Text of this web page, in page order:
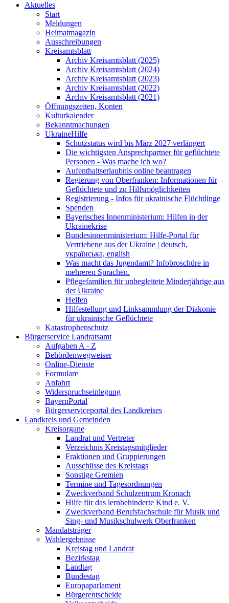
Aktuelles
Start
Meldungen
Heimatmagazin
Ausschreibungen
Kreisamtsblatt
Archiv Kreisamtsblatt (2025)
Archiv Kreisamtsblatt (2024)
Archiv Kreisamtsblatt (2023)
Archiv Kreisamtsblatt (2022)
Archiv Kreisamtsblatt (2021)
Öffnungszeiten, Konten
Kulturkalender
Bekanntmachungen
UkraineHilfe
Schutzstatus wird bis März 2027 verlängert
Die wichtigsten Ansprechpartner für geflüchtete
Personen - Was mache ich wo?
Aufenthaltserlaubnis online beantragen
Regierung von Oberfranken: Informationen für
Geflüchtete und zu Hilfsmöglichkeiten
Registrierung - Infos für ukrainische Flüchtlinge
Spenden
Bayerisches Innenministerium: Hilfen in der
Ukrainekrise
Bundesinnenministerium: Hilfe-Portal für
Vertriebene aus der Ukraine | deutsch,
українська, english
Was macht das Jugendamt? Infobroschüre in
mehreren Sprachen.
Pflegefamilien für unbegleitete Minderjährige aus
der Ukraine
Helfen
Hilfestellung und Linksammlung der Diakonie
für ukrainische Geflüchtete
Katastrophenschutz
Bürgerservice Landratsamt
Aufgaben A - Z
Behördenwegweiser
Online-Dienste
Formulare
Anfahrt
Widerspruchseinlegung
BayernPortal
Bürgerserviceportal des Landkreises
Landkreis und Gemeinden
Kreisorgane
Landrat und Vertreter
Verzeichnis Kreistagsmitglieder
Fraktionen und Gruppierungen
Ausschüsse des Kreistags
Sonstige Gremien
Termine und Tagesordnungen
Zweckverband Schulzentrum Kronach
Hilfe für das lernbehinderte Kind e. V.
Zweckverband Berufsfachschule für Musik und
Sing- und Musikschulwerk Oberfranken
Mandatsträger
Wahlergebnisse
Kreistag und Landrat
Bezirkstag
Landtag
Bundestag
Europaparlament
Bürgerentscheide